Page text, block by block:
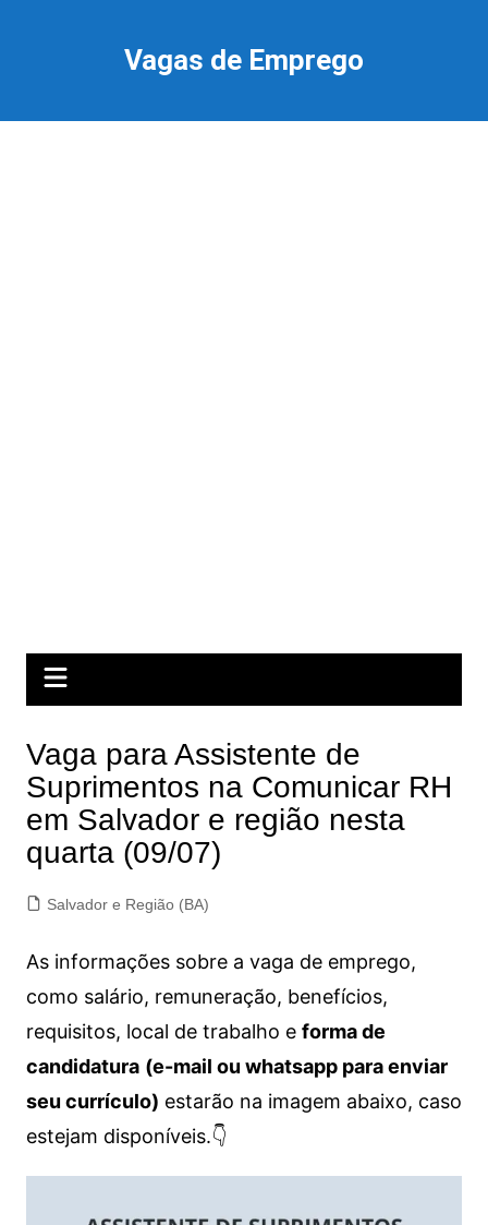
Vagas de Emprego
Vaga para Assistente de
Suprimentos na Comunicar RH
em Salvador e região nesta
quarta (09/07)
Salvador e Região (BA)
As informações sobre a vaga de emprego,
como salário, remuneração, benefícios,
requisitos, local de trabalho e forma de
candidatura (e-mail ou whatsapp para enviar
seu currículo) estarão na imagem abaixo, caso
estejam disponíveis.👇